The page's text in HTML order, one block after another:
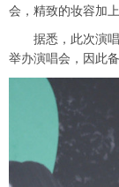
会，精致的妆容加
据悉，此次演唱
举办演唱会，因此